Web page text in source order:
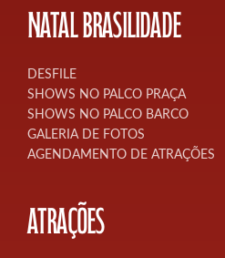
NATAL BRASILIDADE
DESFILE
SHOWS NO PALCO PRAÇA
SHOWS NO PALCO BARCO
GALERIA DE FOTOS
AGENDAMENTO DE ATRAÇÕES
ATRAÇÕES